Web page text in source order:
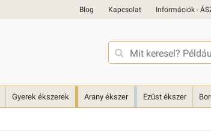
Blog Kapcsolat Információk -
Gyerek ékszerek Arany ékszer Ezüst ékszer